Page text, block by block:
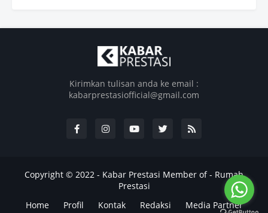
Kirimkan tulisan anda ke email :
kabarprestasiofficial@gmail.com
Copyright © 2022 - Kabar Prestasi Member of - Rumah
Prestasi
Home
Profil Kontak Redaksi Media Partner